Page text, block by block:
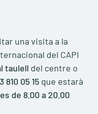
una visita a la
del CAPI
taulell del centre o
810 05 15 que estarà
de 8.00 a 20.00